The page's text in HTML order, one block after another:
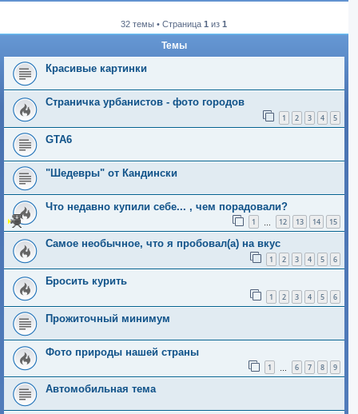
32 темы • Страница1 из1
Темы
Красивые картинки
Страничка урбанистов - фото городов
1 2 3 4 5
GTA6
"Шедевры" от Кандински
Что недавно купили себе... , чем порадовали?
1 12 13 14 15
Самое необычное, что я пробовал(a) на вкус
1 2 3 4 5 6
Бросить курить
1 2 3 4 5 6
Прожиточный минимум
Фото природы нашей страны
1 6 7 8 9
Автомобильная тема